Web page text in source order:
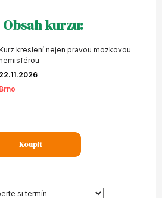
Koupit
Obsah kurzu:
kreslení nejen pravou mozkovou
22.11.2026
Brno